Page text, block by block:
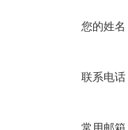
您的姓名
联系电话